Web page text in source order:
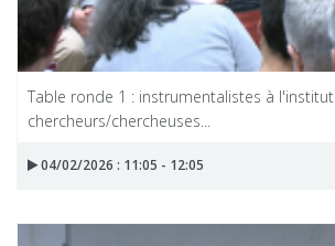
Table ronde 1 : instrumentalistes à l'institut
chercheurs/chercheuses...
04/02/2026 : 11:05 - 12:05